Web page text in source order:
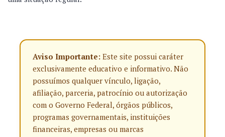
Aviso Importante: Este site possui caráter
exclusivamente educativo e informativo. Não
possuímos qualquer vínculo, ligação,
afiliação, parceria, patrocínio ou autorização
com o Governo Federal, órgãos públicos,
programas governamentais, instituições
financeiras, empresas ou marcas